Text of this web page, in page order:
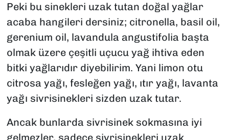
Peki bu sinekleri uzak tutan doğal yağlar
acaba hangileri dersiniz; citronella, basil oil,
gerenium oil, lavandula angustifolia başta
olmak üzere çeşitli uçucu yağ ihtiva eden
bitki yağlarıdır diyebilirim. Yani limon otu
citrosa yağı, fesleğen yağı, ıtır yağı, lavanta
yağı sivrisinekleri sizden uzak tutar.
Ancak bunlarda sivrisinek sokmasına iyi
gelmezler, sadece sivrisinekleri uzak